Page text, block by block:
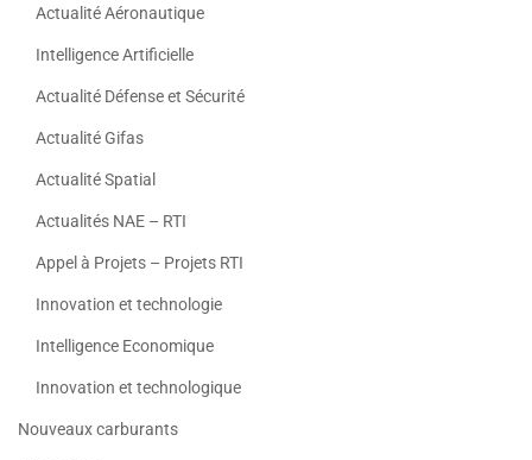
Actualité Aéronautique
Intelligence Artificielle
Actualité Défense et Sécurité
Actualité Gifas
Actualité Spatial
Actualités NAE – RTI
Appel à Projets – Projets RTI
Innovation et technologie
Intelligence Economique
Innovation et technologique
Nouveaux carburants